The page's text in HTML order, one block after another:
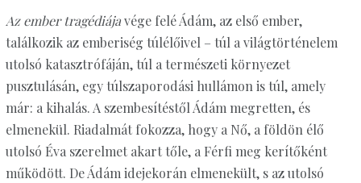
Az ember tragédiájavége felé Ádám, az első ember,
találkozik az emberiség túlélőivel – túl a világtörténelem
utolsó katasztrófáján, túl a természeti környezet
pusztulásán, egy túlszaporodási hullámon is túl, amely
már: a kihalás. A szembesítéstől Ádám megretten, és
elmenekül. Riadalmát fokozza, hogy a Nő, a földön élő
utolsó Éva szerelmet akart tőle, a Férfi meg kerítőként
működött. De Ádám idejekorán elmenekült, s az utolsó